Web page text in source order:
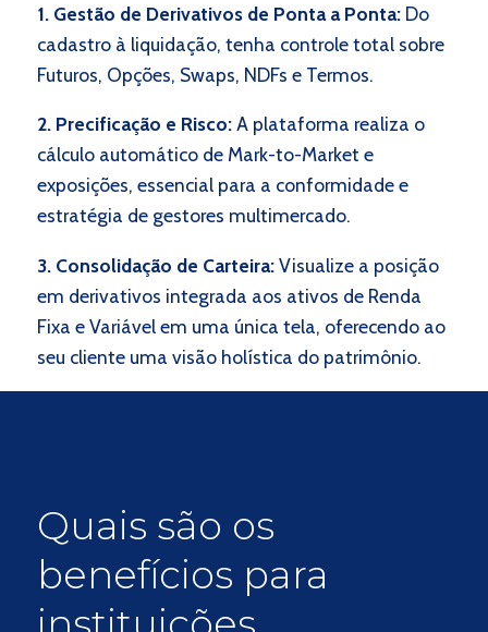
1. Gestão de Derivativos de Ponta a Ponta:Do
cadastro à liquidação, tenha controle total sobre
Futuros, Opções, Swaps, NDFs e Termos.
2. Precificação e Risco:A plataforma realiza o
cálculo automático de Mark-to-Market e
exposições, essencial para a conformidade e
estratégia de gestores multimercado.
3. Consolidação de Carteira:Visualize a posição
em derivativos integrada aos ativos de Renda
Fixa e Variável em uma única tela, oferecendo ao
seu cliente uma visão holística do patrimônio.
Quais são os
benefícios para